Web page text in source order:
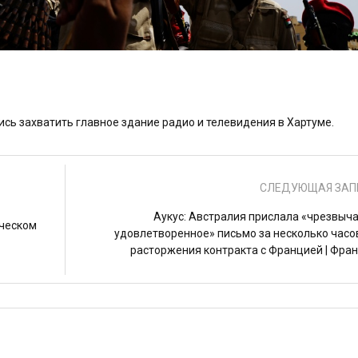
захватить главное здание радио и телевидения в Хартуме.
СЛЕДУЮЩАЯ
Аукус: Австралия прислала
удовлетворенное» письмо за несколько
расторжения контракта с Францией |